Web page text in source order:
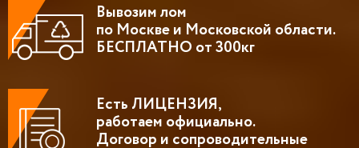
Вывозим лом
по Москве и Московской области.
БЕСПЛАТНО от 300кг
Есть ЛИЦЕНЗИЯ,
работаем официально.
Договор и сопроводительные